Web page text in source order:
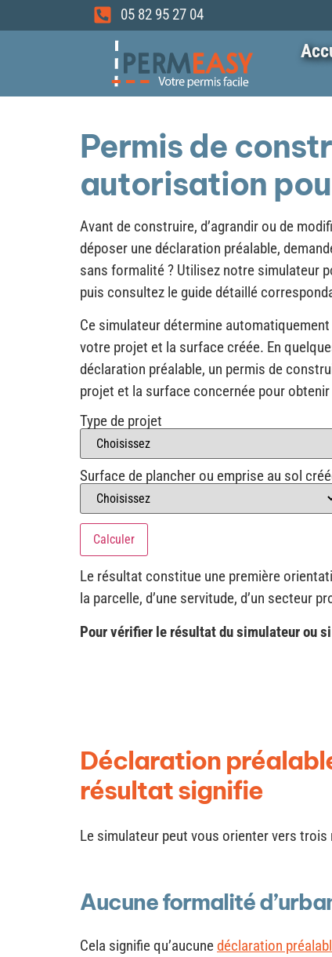
05 82 95 27 04
Permis de
autorisation
Avant de construire, d’agrandir ou de
déposer une déclaration préalable,
sans formalité ? Utilisez notre simulateur
puis consultez le guide détaillé
Ce simulateur détermine
votre projet et la surface créée. En
déclaration préalable, un permis de
projet et la surface concernée pour
Type de projet
Surface de plancher ou emprise au sol
Calculer
Le résultat constitue une première
la parcelle, d’une servitude, d’un secteur
Pour vérifier le résultat du simulateur ou
Déclaration
résultat signifie
Le simulateur peut vous orienter vers
Aucune formalité
Cela signifie qu’aucunedéclaration